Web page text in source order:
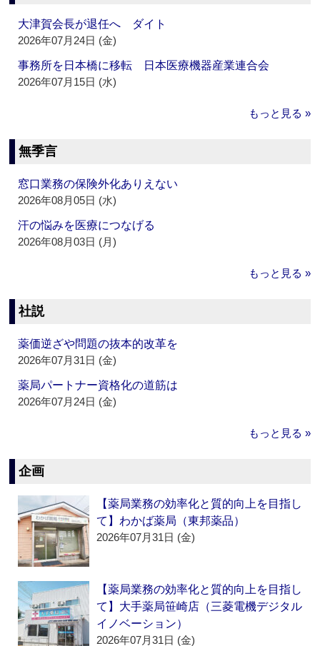
大津賀会長が退任へ ダイト
2026年07月24日 (金)
事務所を日本橋に移転 日本医療機器産業連合会
2026年07月15日 (水)
もっと見る »
無季言
窓口業務の保険外化ありえない
2026年08月05日 (水)
汗の悩みを医療につなげる
2026年08月03日 (月)
もっと見る »
社説
薬価逆ざや問題の抜本的改革を
2026年07月31日 (金)
薬局パートナー資格化の道筋は
2026年07月24日 (金)
もっと見る »
企画
【薬局業務の効率化と質的向上を目指し
て】わかば薬局（東邦薬品）
2026年07月31日 (金)
【薬局業務の効率化と質的向上を目指し
て】大手薬局笹崎店（三菱電機デジタル
イノベーション）
2026年07月31日 (金)